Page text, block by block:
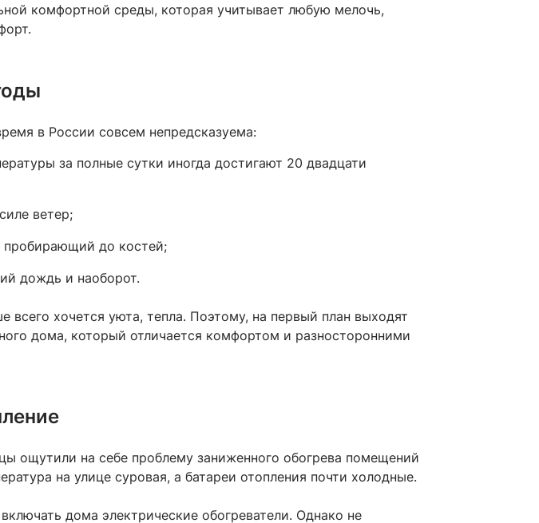
комфортной среды, которая учитывает любую мелочь,
в России совсем непредсказуема:
за полные сутки иногда достигают 20 двадцати
ветер;
пробирающий до костей;
дождь и наоборот.
всего хочется уюта, тепла. Поэтому, на первый план выходят
дома, который отличается комфортом и разносторонними
ощутили на себе проблему заниженного обогрева помещений
на улице суровая, а батареи отопления почти холодные.
дома электрические обогреватели. Однако не